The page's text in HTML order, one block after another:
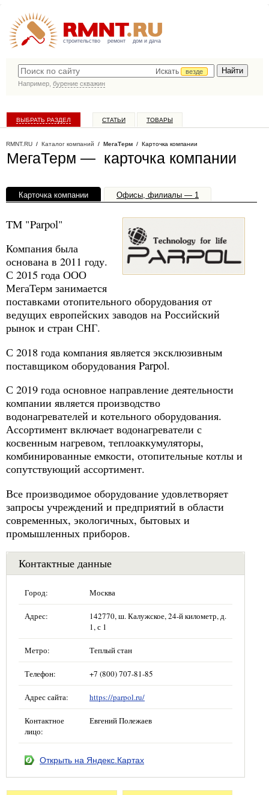
строительство ремонт дом и дача
Искать
везде
Например, бурение скважин
ВЫБРАТЬ РАЗДЕЛ СТАТЬИ ТОВАРЫ
RMNT.RU / Каталог компаний / МегаТерм / Карточка компании
МегаТерм — карточка компании
Карточка компании Офисы, филиалы — 1
TM "Parpol"
Компания была
основана в 2011 году.
С 2015 года ООО
МегаТерм занимается
поставками отопительного оборудования от
ведущих европейских заводов на Российский
рынок и стран СНГ.
С 2018 года компания является эксклюзивным
поставщиком оборудования Parpol.
С 2019 года основное направление деятельности
компании является производство
водонагревателей и котельного оборудования.
Ассортимент включает водонагреватели с
косвенным нагревом, теплоаккумуляторы,
комбинированные емкости, отопительные котлы и
сопутствующий ассортимент.
Все производимое оборудование удовлетворяет
запросы учреждений и предприятий в области
современных, экологичных, бытовых и
промышленных приборов.
Контактные данные
Город: Москва
Адрес:
142770, ш. Калужское, 24-й километр, д.
1, с 1
Метро: Теплый стан
Телефон: +7 (800) 707-81-85
Адрес сайта: https://parpol.ru/
Контактное
лицо:
Евгений Полежаев
Открыть на Яндекс.Картах